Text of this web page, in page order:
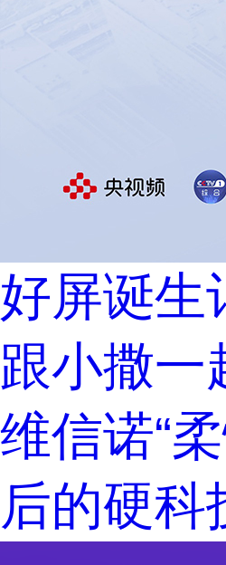
好屏诞
跟小撒一
维信诺“
后的硬科